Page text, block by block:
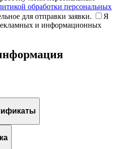
обработки персональных
для отправки заявки.
Я
и информационных